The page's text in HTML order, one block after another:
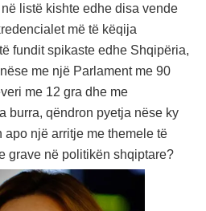
listë kishte edhe disa vende
më të këqija
fundit spikaste edhe Shqipëria,
me një Parlament me 90
me 12 gra dhe me
burra, qëndron pyetja nëse ky
një arritje me themele të
grave në politikën shqiptare?